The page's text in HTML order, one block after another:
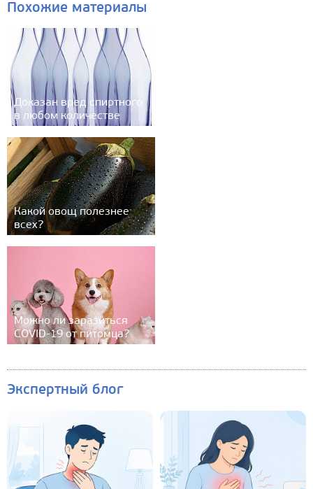
Похожие материалы
Доказан вред спиртного
в любом количестве
Какой овощ полезнее
всех?
Можно ли заразиться
COVID-19 от питомца?
Экспертный блог